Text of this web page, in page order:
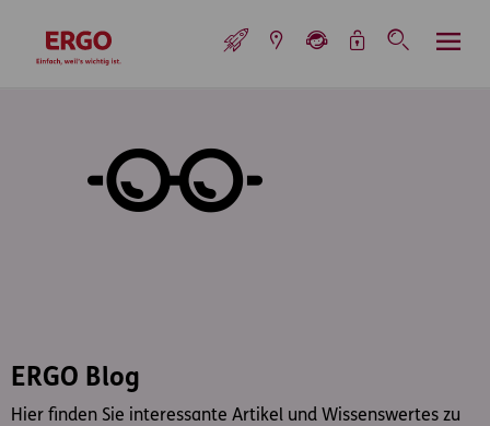
zur Startseite
ERGO Blog
Hier finden Sie interessante Artikel und Wissenswertes zu